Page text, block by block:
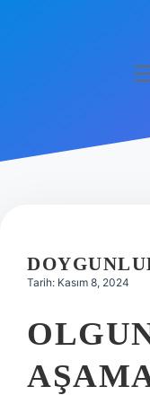
Hakkımızda
Tarih: Kasım 8, 2024